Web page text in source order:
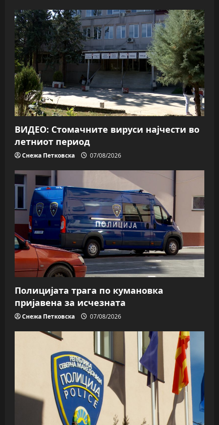
ВИДЕО: Стомачните вируси најчести во
летниот период
Снежа Петковска 07/08/2026
Полицијата трага пo кумановка
пријавена за исчезната
Снежа Петковска 07/08/2026